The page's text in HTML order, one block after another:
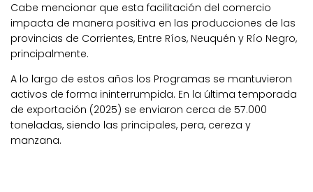
Cabe mencionar que esta facilitación del comercio
impacta de manera positiva en las producciones de las
provincias de Corrientes, Entre Ríos, Neuquén y Río Negro,
principalmente.
A lo largo de estos años los Programas se mantuvieron
activos de forma ininterrumpida. En la última temporada
de exportación (2025) se enviaron cerca de 57.000
toneladas, siendo las principales, pera, cereza y
manzana.